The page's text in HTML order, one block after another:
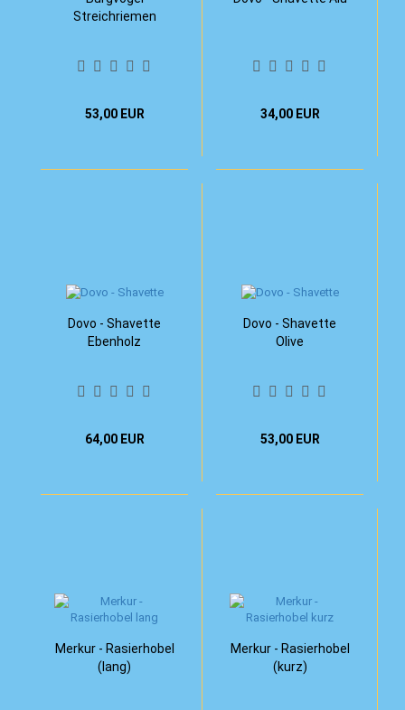
Streichriemen
53,00 EUR 34,00 EUR
Dovo - Shavette
Ebenholz
64,00 EUR
Dovo - Shavette
Olive
53,00 EUR
Merkur - Rasierhobel
(lang)
Merkur - Rasierhobel
(kurz)